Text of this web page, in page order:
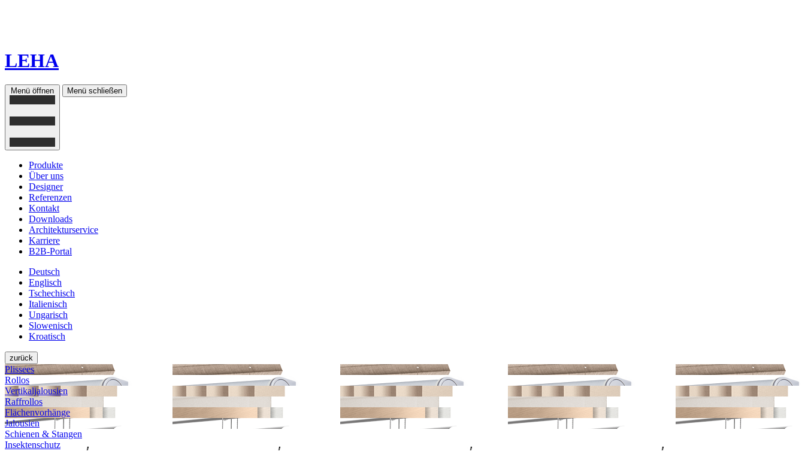
LEHA
Menü öffnen Menü schließen
Produkte
Über uns
Designer
Referenzen
Kontakt
Downloads
Architekturservice
Karriere
B2B-Portal
Deutsch
Englisch
Tschechisch
Italienisch
Ungarisch
Slowenisch
Kroatisch
zurück
Plissees
Rollos
Vertikal­jalousien
Raffrollos
Flächen­vorhänge
Jalousien
Schienen & Stangen
Insekten­schutz